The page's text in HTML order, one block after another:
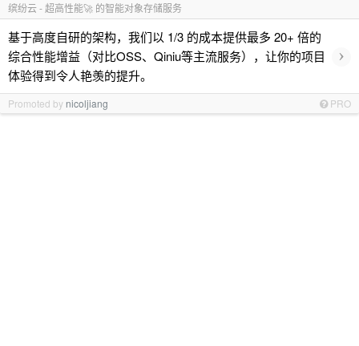
缤纷云 - 超高性能🚀 的智能对象存储服务
基于高度自研的架构，我们以 1/3 的成本提供最多 20+ 倍的
综合性能增益（对比OSS、Qiniu等主流服务），让你的项目
体验得到令人艳羡的提升。
›
Promoted by nicoljiang PRO